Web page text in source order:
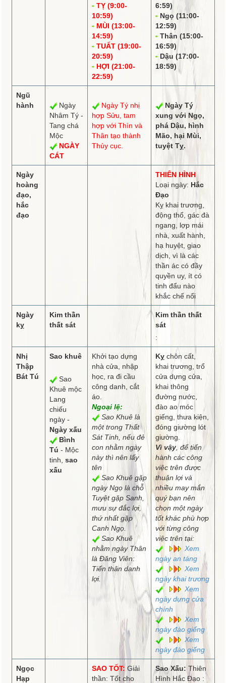
TỴ (9:00-
10:59)
MÙI (13:00-
14:59)
TUẤT (19:00-
20:59)
HỢI (21:00-
22:59)
6:59)
Ngọ (11:00-
12:59)
Thân (15:00-
16:59)
Dậu (17:00-
18:59)
Ngũ
hành
Ngày
Nhâm Tý -
Tang chá
Mộc
NGÀY
CÁT
Ngày Tý nhị
hợpSửu, tam
hợpvới Thìn và
Thân tạo thành
Thủy cục.
Ngày Tý
xung với Ngọ,
pháDậu, hình
Mão, hại Mùi,
tuyệtTỵ.
Ngày
hoàng
đạo,
hắc
đạo
THIÊN HÌNH
Loại ngày: Hắc
Đạo
Kỵ khai trương,
động thổ, gác đà
ngang, lợp mái
nhà, xuất hành,
hạ huyệt, giao
dịch, vì là các
thần ác có đầy
quyền uy, ít có
tinh đẩu nào
khắc chế nổi
Ngày
kỵ
Kim thần
thất sát
Kim thần thất
sát
:
Nhị
Thập
Bát Tú
Sao khuê
Sao
Khuê mộc
Lang
chiếu
ngày -
Ngày xấu
Bình
Tú - Mộc
tinh, sao
xấu
Khởi tạo dựng
nhà cửa, nhập
học, ra đi cầu
công danh, cắt
áo.
Ngoại lệ:
Sao Khuê là
một trong Thất
Sát Tinh, nếu đẻ
con nhằm ngày
này thì nên lấy
tên
Sao Khuê gặp
ngày Ngọ là chỗ
Tuyệt gặp Sanh,
mưu sự đắc lợi,
thứ nhất gặp
Canh Ngọ.
Sao Khuê
nhằm ngày Thân
là Đăng Viên:
Tiến thân danh
lợi.
Kỵchôn cất,
khai trương, trổ
cửa dựng cửa,
khai thông
đường nước,
đào ao móc
giếng, thưa kiện,
đóng giường lót
giường.
Vì vậy, để tiến
hành các công
việc trên được
thuận lợi và
nhiều may mắn
quý bạn nên
chọn một ngày
tốt khác phù hợp
với từng công
việc trên tại:
Xem
ngày an táng
Xem
ngày khai trương
Xem
ngày dựng cửa
chính
Xem
ngày đào giếng
Xem
ngày đào giếng
Ngọc
Hạp
SAO TỐT: Giải
thần: Tốt cho
Sao Xấu: Thiên
Hình Hắc Đạo :